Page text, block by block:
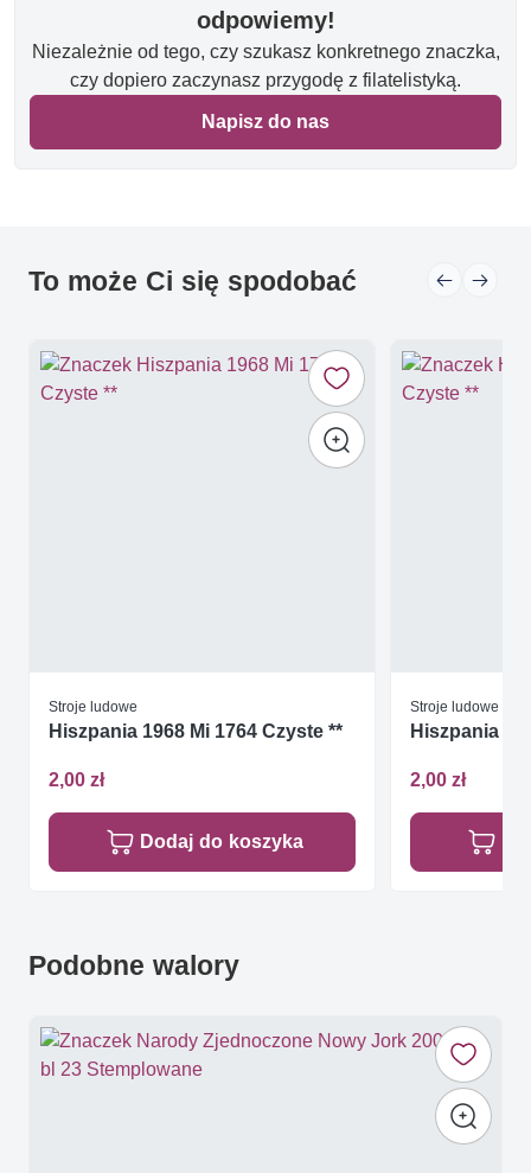
odpowiemy!
Niezależnie od tego, czy szukasz konkretnego znaczka,
czy dopiero zaczynasz przygodę z filatelistyką.
Napisz do nas
To może Ci się spodobać
Stroje ludowe
Hiszpania 1968 Mi 1764 Czyste **
2,00 zł
Dodaj do koszyka
Stroje ludowe
Hiszpania
2,00 zł
Podobne walory